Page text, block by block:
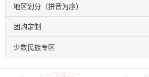
地区划分（拼音为序）
click to expand contents
团购定制
click to expand contents
少数民族专区